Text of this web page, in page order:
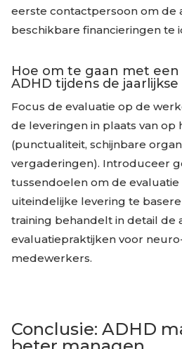
eerste contactpersoon om de
beschikbare financieringen te
Hoe om te gaan met
ADHD tijdens de
Focus de evaluatie op de
de leveringen in plaats van op
(punctualiteit, schijnbare
vergaderingen). Introduceer
tussendoelen om de
uiteindelijke levering te
training behandelt in detail de
evaluatiepraktijken voor
medewerkers.
Conclusie: ADHD